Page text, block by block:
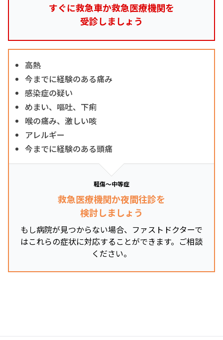
すぐに救急車か救急医療機関を
受診しましょう
高熱
今までに経験のある痛み
感染症の疑い
めまい、嘔吐、下痢
喉の痛み、激しい咳
アレルギー
今までに経験のある頭痛
軽傷～中等症
救急医療機関か夜間往診を
検討しましょう
もし病院が見つからない場合、ファストドクターで
はこれらの症状に対応することができます。ご相談
ください。